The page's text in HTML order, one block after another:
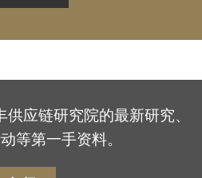
应链研究院的最新研究、
等第一手资料。